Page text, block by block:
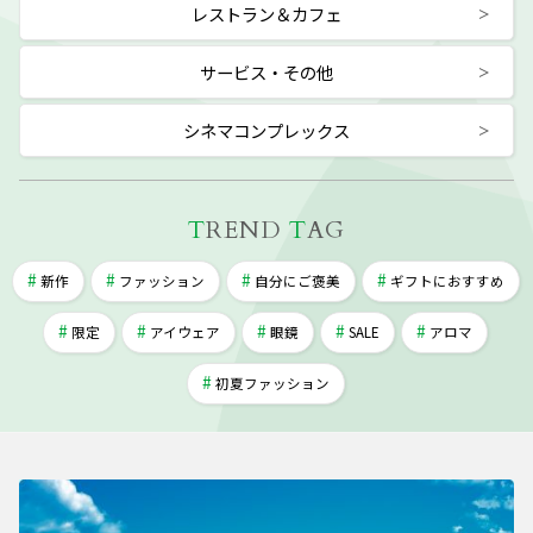
レストラン＆カフェ
サービス・その他
シネマコンプレックス
TREND TAG
新作 ファッション 自分にご褒美 ギフトにおすすめ
限定 アイウェア 眼鏡 SALE アロマ
初夏ファッション